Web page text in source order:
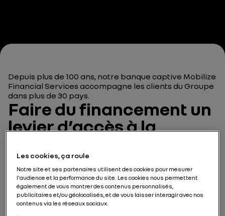
Depuis plus de 100 ans, notre banque captive Mobilize
Financial Services accompagne les clients du Groupe
dans plus de 30 pays.
Faire du financement un
levier d’accès à la
Parce que la mobilité est partie prenante de la vie
économique et sociale, Mobilize Financial Services
conçoit des solutions de financement accessibles et
flexibles, pour tous.
Les cookies, ça roule
Notre site et ses partenaires utilisent des cookies pour mesurer
l'audience et la performance du site. Les cookies nous permettent
également de vous montrer des contenus personnalisés,
publicitaires et/ou géolocalisés, et de vous laisser interagir avec nos
contenus via les réseaux sociaux.